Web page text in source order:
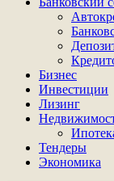
Бизнес
Инвестиции
Лизинг
Тендеры
Экономика